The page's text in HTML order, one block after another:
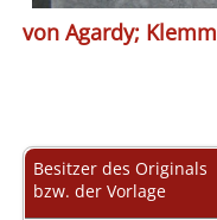
von Agardy; Klemm
Besitzer des Originals
bzw. der Vorlage